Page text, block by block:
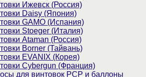
Ижевск (Россия)
Daisy (Япония)
GAMO (Испания)
Stoeger (Италия)
Ataman (Россия)
Borner (Тайвань)
EVANIX (Корея)
Cybergun (Франция)
для винтовок PCP и баллоны